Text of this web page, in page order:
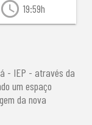
access_time 19:59h
- IEP - através da
um espaço
da nova